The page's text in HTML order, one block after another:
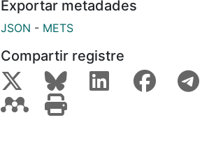
Exportar metadades
JSON - METS
Compartir registre